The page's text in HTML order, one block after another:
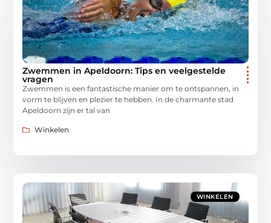
Zwemmen in Apeldoorn: Tips en veelgestelde
vragen
Zwemmen is een fantastische manier om te ontspannen, in
vorm te blijven en plezier te hebben. In de charmante stad
Apeldoorn zijn er tal van
Winkelen
WINKELEN